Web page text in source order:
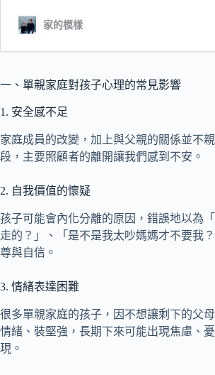
一、單親家庭對孩子心理的常見影響
1. 安全感不足
家庭成員的改變，加上與父親的關係並不
段，主要照顧者的離開讓我們感到不安。
2. 自我價值的懷疑
孩子可能會內化分離的原因，錯誤地以為
走的？」、「是不是我太吵媽媽才不要我
尊與自信。
3. 情緒表達困難
很多單親家庭的孩子，因不想讓剩下的父
情緒、裝堅強，長期下來可能出現焦慮、
現。